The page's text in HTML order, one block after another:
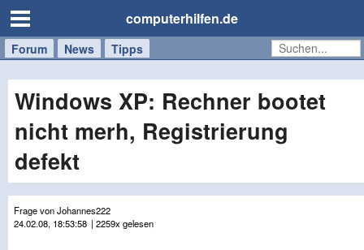
computerhilfen.de
Forum News Tipps
Handy
Tablet
Windows
Mac
Windows XP: Rechner bootet
nicht merh, Registrierung
defekt
Frage von Johannes222
24.02.08, 18:53:58 | 2259x gelesen